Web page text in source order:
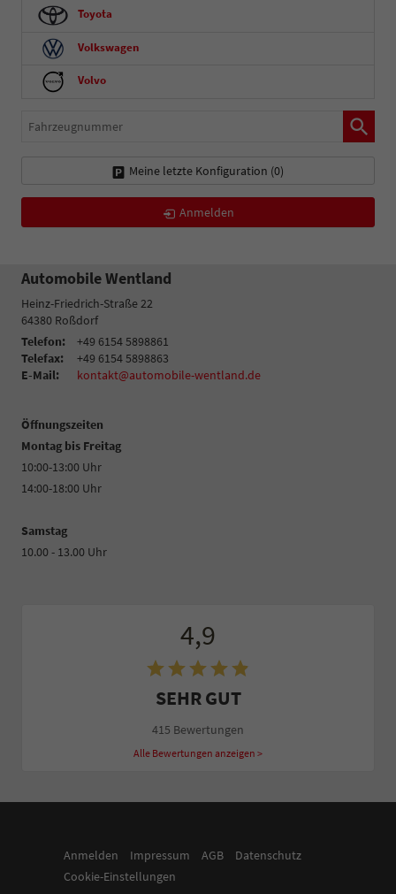
Toyota
Volkswagen
Volvo
Fahrzeugnummer
Meine letzte Konfiguration (0)
Anmelden
Automobile Wentland
Heinz-Friedrich-Straße 22
64380 Roßdorf
Telefon:
+49 6154 5898861
Telefax:
+49 6154 5898863
E-Mail:
kontakt@automobile-wentland.de
Öffnungszeiten
Montag bis Freitag
10:00-13:00 Uhr
14:00-18:00 Uhr
Samstag
10.00 - 13.00 Uhr
4,9
SEHR GUT
415 Bewertungen
Alle Bewertungen anzeigen >
Anmelden Impressum AGB
Datenschutz
Cookie-Einstellungen